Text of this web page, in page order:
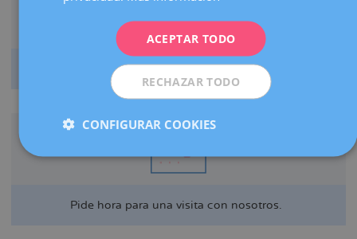
Controla tu peso y tu dieta.
Pide hora para una visita con nosotros.
ACEPTAR TODO
RECHAZAR TODO
CONFIGURAR COOKIES